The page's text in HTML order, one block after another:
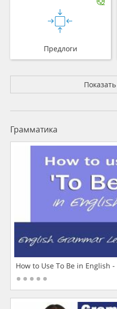
Предлоги
Грамматика
How to Use To Be in English